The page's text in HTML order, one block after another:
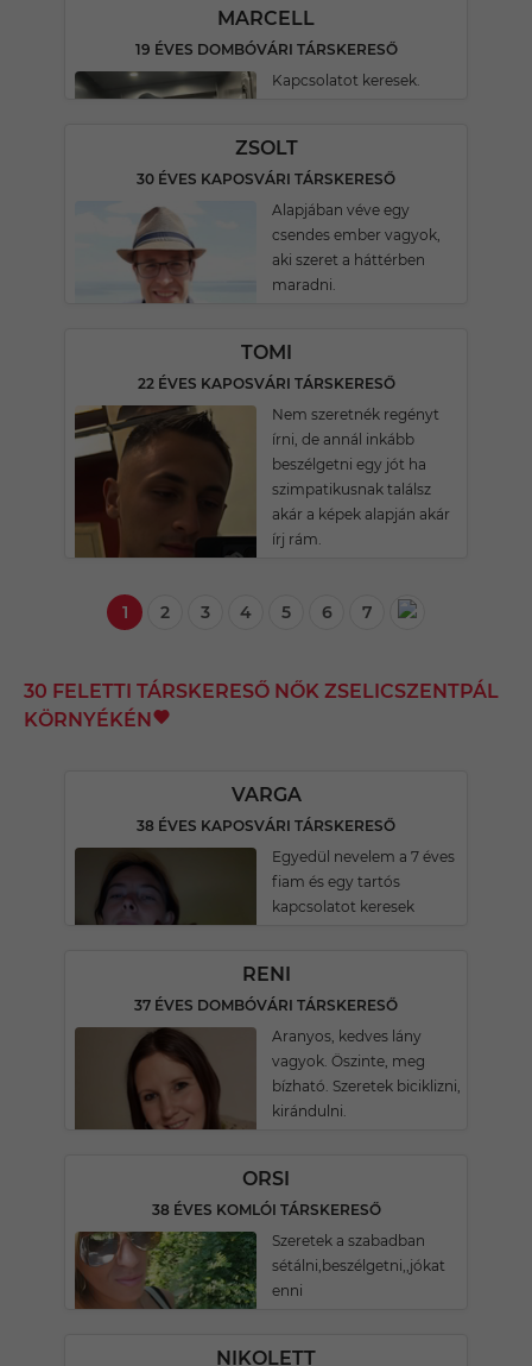
MARCELL
19 ÉVES DOMBÓVÁRI TÁRSKERESŐ
Kapcsolatot keresek.
ZSOLT
30 ÉVES KAPOSVÁRI TÁRSKERESŐ
Alapjában véve egy
csendes ember vagyok,
aki szeret a háttérben
maradni.
TOMI
22 ÉVES KAPOSVÁRI TÁRSKERESŐ
Nem szeretnék regényt
írni, de annál inkább
beszélgetni egy jót ha
szimpatikusnak találsz
akár a képek alapján akár
írj rám.
1 2 3 4 5 6 7
30 FELETTI TÁRSKERESŐ NŐK ZSELICSZENTPÁL
KÖRNYÉKÉN
VARGA
38 ÉVES KAPOSVÁRI TÁRSKERESŐ
Egyedül nevelem a 7 éves
fiam és egy tartós
kapcsolatot keresek
RENI
37 ÉVES DOMBÓVÁRI TÁRSKERESŐ
Aranyos, kedves lány
vagyok. Öszinte, meg
bízható. Szeretek biciklizni,
kirándulni.
ORSI
38 ÉVES KOMLÓI TÁRSKERESŐ
Szeretek a szabadban
sétálni,beszélgetni,,jókat
enni
NIKOLETT